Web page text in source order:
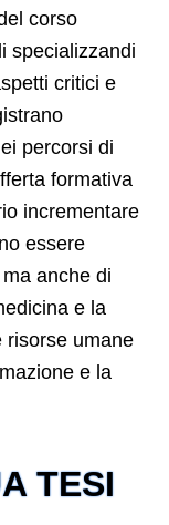
corso
specializzandi
critici e
percorsi di
formativa
incrementare
essere
anche di
e la
risorse umane
e la
TESI